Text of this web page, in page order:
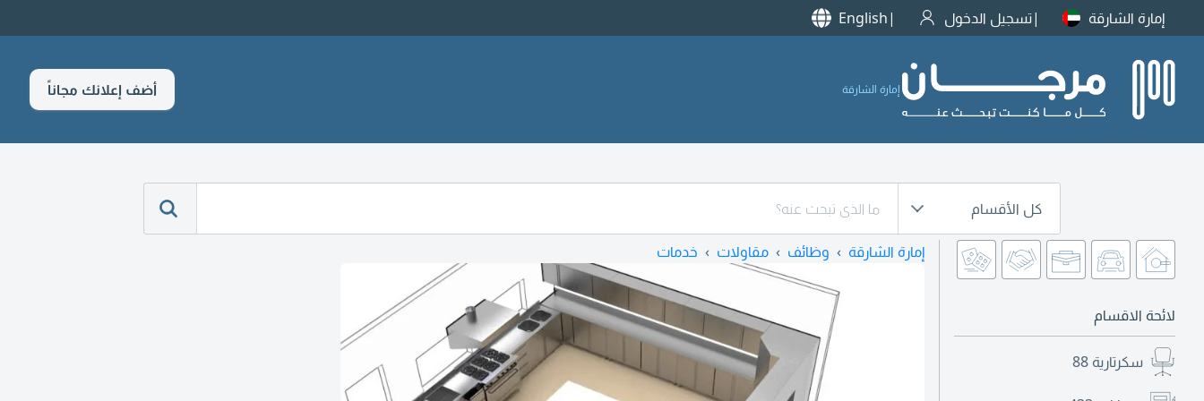
إمارة الشارقة تسجيل الدخول English
إمارة الشارقة أضف إعلانك مجاناً
كل الأقسام
لائحة الاقسام
سكرتارية 88
إمارة الشارقة وظائف مقاولات خدمات